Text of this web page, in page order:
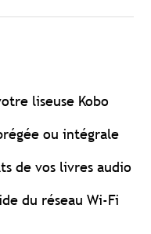
liseuse Kobo
ou intégrale
de vos livres audio
du réseau Wi-Fi